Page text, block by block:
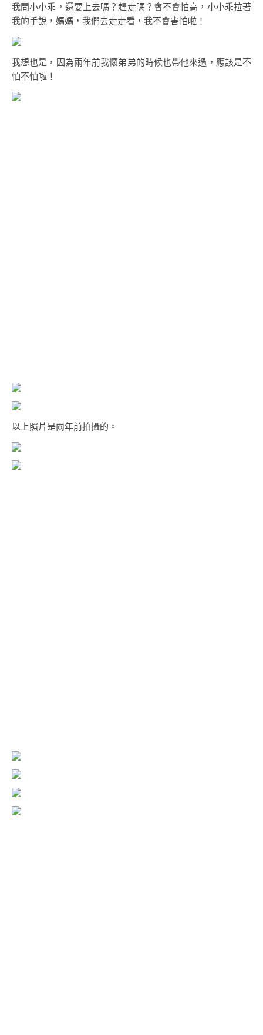
我問小小乖，還要上去嗎？趕走嗎？會不會怕高，小小乖拉著
我的手說，媽媽，我們去走走看，我不會害怕啦！
我想也是，因為兩年前我懷弟弟的時候也帶他來過，應該是不
怕不怕啦！
以上照片是兩年前拍攝的。